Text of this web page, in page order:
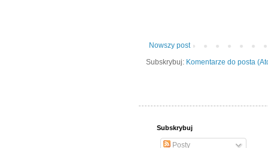
Nowszy post
Subskrybuj: Komentarze do posta
Subskrybuj
Posty